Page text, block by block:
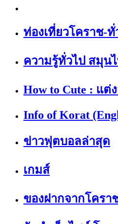
ท่องเที่ยวโคราช-ทั่
ความรู้ทั่วไป สมุน
How to Cute : แต่
Info of Korat
ข่าวฟุตบอลล่าสุด
เกมส์
ของฝากจากโครา